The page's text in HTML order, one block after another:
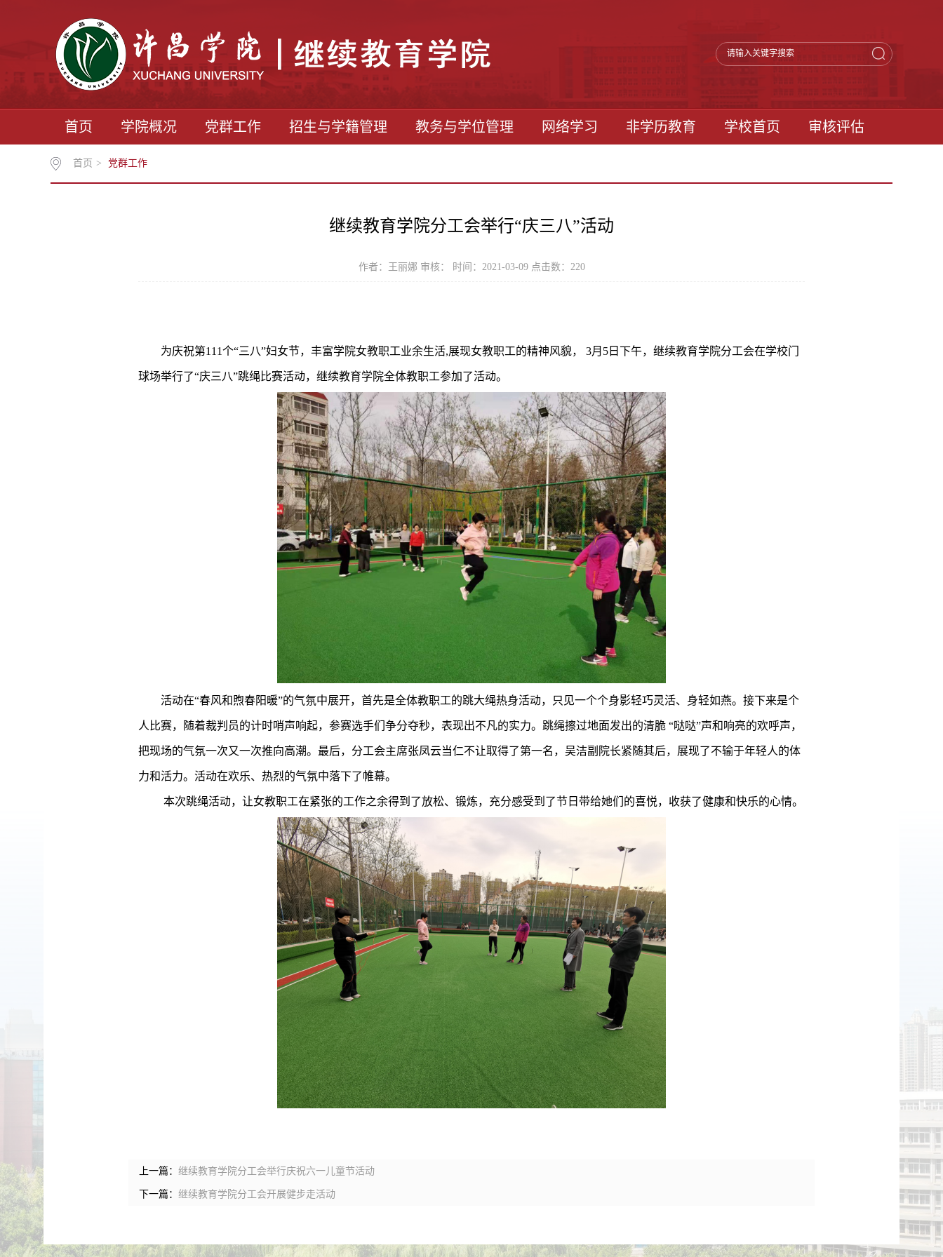
首页 学院概况 党群工作 招生与学籍管理 教务与学位管理 网络学习 非学历教育 学校首页 审核评估
首页 > 党群工作
继续教育学院分工会举行“庆三八”活动
作者：王丽娜 审核： 时间：2021-03-09 点击数： 220
为庆祝第111个“三八”妇女节，丰富学院女教职工业余生活,展现女教职工的精神风貌， 3月5日下午，继续教育学院分工会在学校门
球场举行了“庆三八”跳绳比赛活动，继续教育学院全体教职工参加了活动。
活动在“春风和煦春阳暖”的气氛中展开，首先是全体教职工的跳大绳热身活动，只见一个个身影轻巧灵活、身轻如燕。接下来是个
人比赛，随着裁判员的计时哨声响起，参赛选手们争分夺秒，表现出不凡的实力。跳绳擦过地面发出的清脆 “哒哒”声和响亮的欢呼声，
把现场的气氛一次又一次推向高潮。最后，分工会主席张凤云当仁不让取得了第一名，吴洁副院长紧随其后，展现了不输于年轻人的体
力和活力。活动在欢乐、热烈的气氛中落下了帷幕。
本次跳绳活动，让女教职工在紧张的工作之余得到了放松、锻炼，充分感受到了节日带给她们的喜悦，收获了健康和快乐的心情。
上一篇： 继续教育学院分工会举行庆祝六一儿童节活动
下一篇： 继续教育学院分工会开展健步走活动